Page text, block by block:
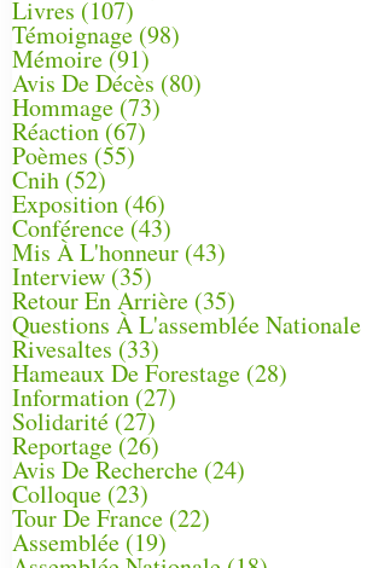
Livres (107)
Témoignage (98)
Mémoire (91)
Avis De Décès (80)
Hommage (73)
Réaction(67)
Poèmes (55)
Cnih (52)
Exposition (46)
Conférence(43)
Mis À L'honneur (43)
Interview (35)
Retour En Arrière (35)
Questions À L'assemblée Nationale
Rivesaltes (33)
Hameaux De Forestage (28)
Information (27)
Solidarité (27)
Reportage(26)
Avis De Recherche (24)
Colloque (23)
Tour De France (22)
Assemblée (19)